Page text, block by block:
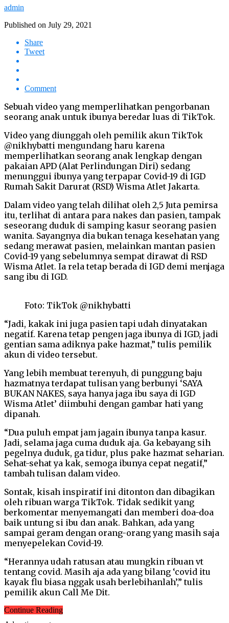
admin
Published on July 29, 2021
Share
Tweet
Comment
Sebuah video yang memperlihatkan pengorbanan
seorang anak untuk ibunya beredar luas di TikTok.
Video yang diunggah oleh pemilik akun TikTok
@nikhybatti mengundang haru karena
memperlihatkan seorang anak lengkap dengan
pakaian APD (Alat Perlindungan Diri) sedang
menunggui ibunya yang terpapar Covid-19 di IGD
Rumah Sakit Darurat (RSD) Wisma Atlet Jakarta.
Dalam video yang telah dilihat oleh 2,5 Juta pemirsa
itu, terlihat di antara para nakes dan pasien, tampak
seseorang duduk di samping kasur seorang pasien
wanita. Sayangnya dia bukan tenaga kesehatan yang
sedang merawat pasien, melainkan mantan pasien
Covid-19 yang sebelumnya sempat dirawat di RSD
Wisma Atlet. Ia rela tetap berada di IGD demi menjaga
sang ibu di IGD.
Foto: TikTok @nikhybatti
“Jadi, kakak ini juga pasien tapi udah dinyatakan
negatif. Karena tetap pengen jaga ibunya di IGD, jadi
gentian sama adiknya pake hazmat,” tulis pemilik
akun di video tersebut.
Yang lebih membuat terenyuh, di punggung baju
hazmatnya terdapat tulisan yang berbunyi ‘SAYA
BUKAN NAKES, saya hanya jaga ibu saya di IGD
Wisma Atlet’ diimbuhi dengan gambar hati yang
dipanah.
“Dua puluh empat jam jagain ibunya tanpa kasur.
Jadi, selama jaga cuma duduk aja. Ga kebayang sih
pegelnya duduk, ga tidur, plus pake hazmat seharian.
Sehat-sehat ya kak, semoga ibunya cepat negatif,”
tambah tulisan dalam video.
Sontak, kisah inspiratif ini ditonton dan dibagikan
oleh ribuan warga TikTok. Tidak sedikit yang
berkomentar menyemangati dan memberi doa-doa
baik untung si ibu dan anak. Bahkan, ada yang
sampai geram dengan orang-orang yang masih saja
menyepelekan Covid-19.
“Herannya udah ratusan atau mungkin ribuan vt
tentang covid. Masih aja ada yang bilang ‘covid itu
kayak flu biasa nggak usah berlebihanlah’,” tulis
pemilik akun Call Me Dit.
Continue Reading